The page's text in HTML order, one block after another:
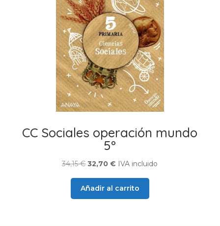
CC Sociales operación mundo
5º
34,15€El
original
era:
32,70€ El
actual
es:
IVA incluido
Añadir al carrito